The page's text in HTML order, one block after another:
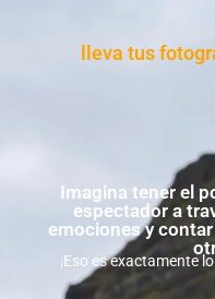
lleva tus
Imagina tener el
espectador a
emociones y
¡Eso es exactamente